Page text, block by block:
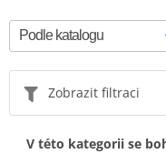
Zobrazit filtraci
V této kategorii se